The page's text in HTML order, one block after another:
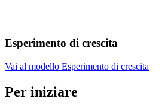
Esperimento di crescita
Vai al modello Esperimento di crescita
Per iniziare